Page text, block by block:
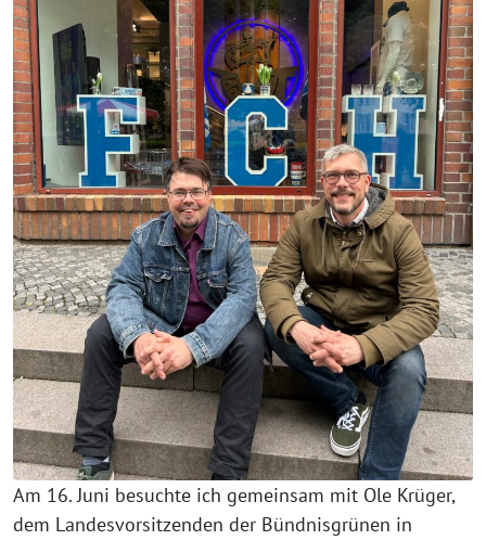
Am 16. Juni besuchte ich gemeinsam mit Ole Krüger,
dem Landesvorsitzenden der Bündnisgrünen in